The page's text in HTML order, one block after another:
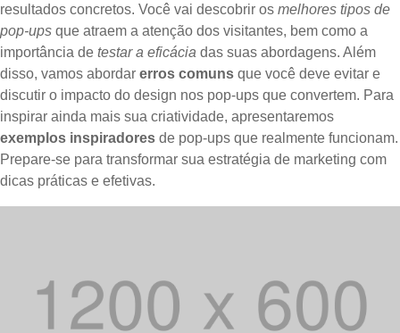
resultados concretos. Você vai descobrir os melhores tipos de
pop-ups que atraem a atenção dos visitantes, bem como a
importância de testar a eficácia das suas abordagens. Além
disso, vamos abordar erros comuns que você deve evitar e
discutir o impacto do design nos pop-ups que convertem. Para
inspirar ainda mais sua criatividade, apresentaremos
exemplos inspiradores de pop-ups que realmente funcionam.
Prepare-se para transformar sua estratégia de marketing com
dicas práticas e efetivas.